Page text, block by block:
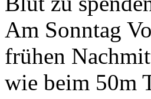
Am Sonntag
frühen
wie beim 50m